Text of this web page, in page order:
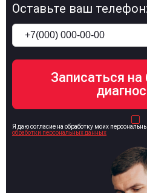
Оставьте ваш телефон:
Я даю согласие на обработку моих
обработки персональных данных